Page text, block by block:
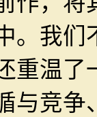
。我
重温
与竞